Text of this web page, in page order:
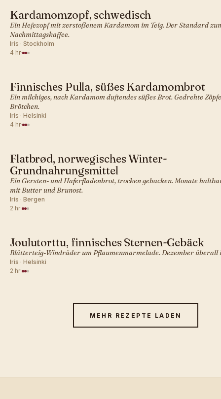
SKANDINAVISCH · BROT
Kardamomzopf, schwedisch
Ein Hefezopf mit zerstoßenem Kardamom im Teig. Der Standard
Nachmittagskaffee.
Iris · Stockholm
4 hr·
SKANDINAVISCH · BROT
Finnisches Pulla, süßes Kardamombrot
Ein milchiges, nach Kardamom duftendes süßes Brot. Gedrehte
Brötchen.
Iris · Helsinki
4 hr·
SKANDINAVISCH · BROT
Flatbrød, norwegisches Winter-
Grundnahrungsmittel
Ein Gersten- und Haferfladenbrot, trocken gebacken. Monate
mit Butter und Brunost.
Iris · Bergen
2 hr·
SKANDINAVISCH · BROT
Joulutorttu, finnisches Sternen-Gebäck
Blätterteig-Windräder um Pflaumenmarmelade. Dezember überall
Iris · Helsinki
2 hr·
MEHR REZEPTE LADEN